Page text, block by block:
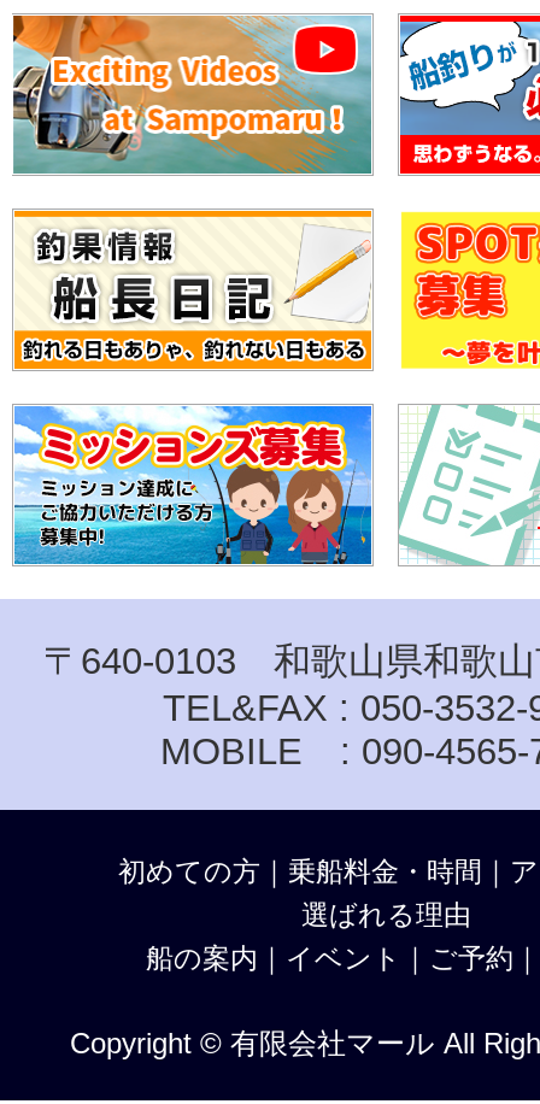
〒640-0103 和歌山県和歌山
TEL&FAX : 050-3532-
MOBILE : 090-4565-
初めての方 ｜ 乗船料金・時間 ｜
選ばれる理由
船の案内 ｜ イベント ｜ ご予約 ｜
Copyright © 有限会社マール All